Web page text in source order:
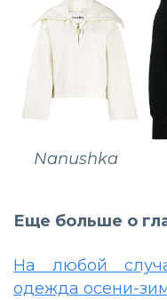
Nanushka
Еще больше о
На любой
одежда осени-